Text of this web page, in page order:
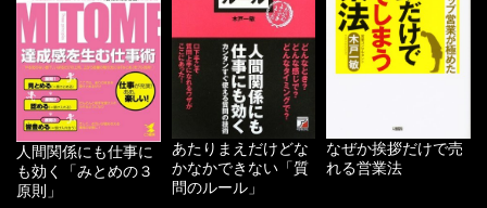
人間関係にも仕事に
も効く「みとめの３
原則」
あたりまえだけどな
かなかできない「質
問のルール」
なぜか挨拶だけで売
れる営業法